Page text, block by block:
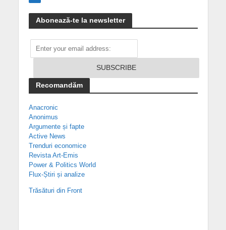
Abonează-te la newsletter
Recomandăm
Anacronic
Anonimus
Argumente și fapte
Active News
Trenduri economice
Revista Art-Emis
Power & Politics World
Flux-Știri și analize
Trăsături din Front